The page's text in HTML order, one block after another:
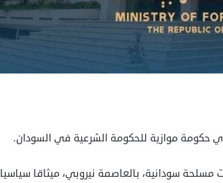
أي حكومة موازية للحكومة الشرعية في السودان.
سودانية، بالعاصمة نيروبي، ميثاقا سياسيا